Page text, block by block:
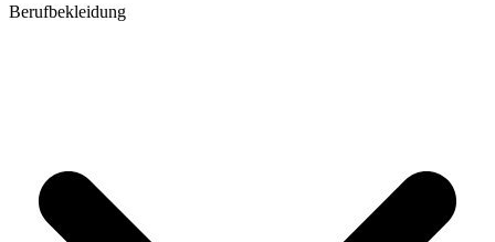
Berufbekleidung